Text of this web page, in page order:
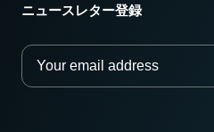
ニュースレター登録